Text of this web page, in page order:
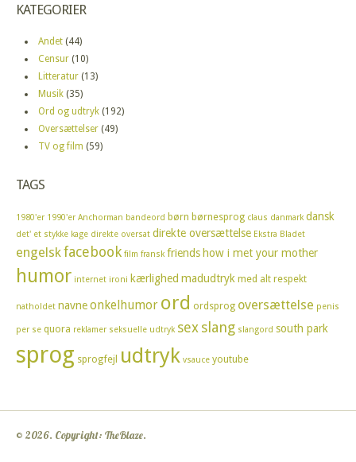
KATEGORIER
Andet (44)
Censur (10)
Litteratur (13)
Musik (35)
Ord og udtryk (192)
Oversættelser (49)
TV og film (59)
TAGS
1980'er 1990'er Anchorman bandeord børn børnesprog claus danmark dansk
det' et stykke kage direkte oversat direkte oversættelse Ekstra Bladet
engelskfacebook film fransk friends how i met your mother
humor internet ironi kærlighed madudtryk med alt respekt
natholdet navneonkelhumor ord ordsprog oversættelse penis
per se quora reklamer seksuelle udtryk sexslang slangord south park
sprog sprogfejl udtryk vsauce youtube
© 2026. Copyright: TheBlaze.